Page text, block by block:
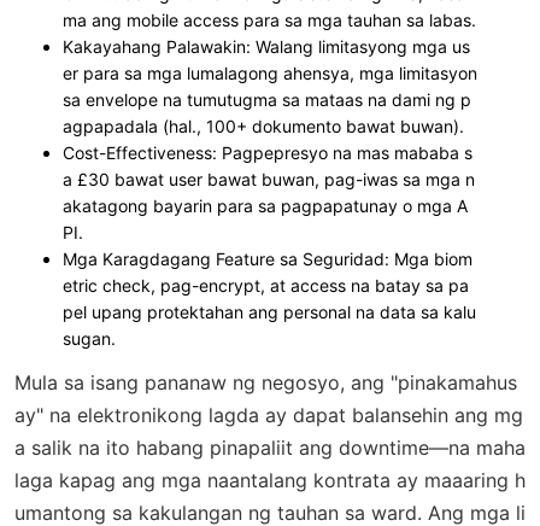
ma ang mobile access para sa mga tauhan sa labas.
Kakayahang Palawakin: Walang limitasyong mga us
er para sa mga lumalagong ahensya, mga limitasyon
sa envelope na tumutugma sa mataas na dami ng p
agpapadala (hal., 100+ dokumento bawat buwan).
Cost-Effectiveness: Pagpepresyo na mas mababa s
a £30 bawat user bawat buwan, pag-iwas sa mga n
akatagong bayarin para sa pagpapatunay o mga A
PI.
Mga Karagdagang Feature sa Seguridad: Mga biom
etric check, pag-encrypt, at access na batay sa pa
pel upang protektahan ang personal na data sa kalu
sugan.
Mula sa isang pananaw ng negosyo, ang "pinakamahus
ay" na elektronikong lagda ay dapat balansehin ang mg
a salik na ito habang pinapaliit ang downtime—na maha
laga kapag ang mga naantalang kontrata ay maaaring h
umantong sa kakulangan ng tauhan sa ward. Ang mga li